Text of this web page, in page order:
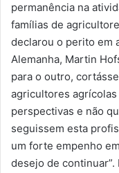
permanência na
famílias de
declarou o perito em
Alemanha, Martin
para o outro,
agricultores
perspectivas e não
seguissem esta
um forte empenho
desejo de